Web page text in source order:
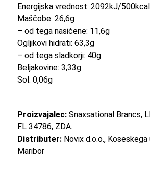
Energijska vrednost: 2092kJ/500kcal
Maščobe: 26,6g
– od tega nasičene: 11,6g
Ogljikovi hidrati: 63,3g
– od tega sladkorji: 40g
Beljakovine: 3,33g
Sol: 0,06g
Proizvajalec:Snaxsational Brancs,
FL 34786, ZDA.
Distributer:Novix d.o.o., Koseskega
Maribor